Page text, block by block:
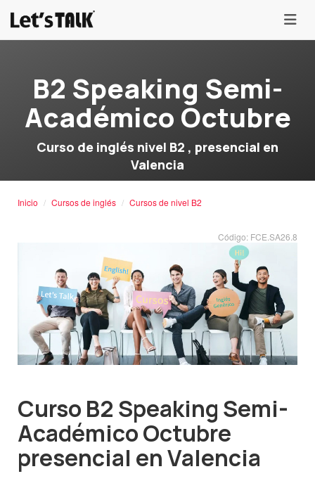
menu
B2 Speaking Semi-
Académico Octubre
Curso de inglés nivel B2 , presencial en
Valencia
Inicio Cursos de inglés Cursos de nivel B2
Código: FCE.SA26.8
Curso B2 Speaking Semi-
Académico Octubre
presencial en Valencia